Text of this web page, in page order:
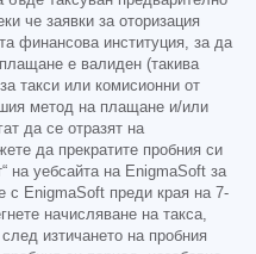
че заявки за оторизация
финансова институция, за да
е валиден (такива
такси или комисионни от
метод на плащане и/или
да се отразят на
да прекратите пробния си
на уебсайта на EnigmaSoft за
с EnigmaSoft преди края на 7-
начисляване на такса,
изтичането на пробния